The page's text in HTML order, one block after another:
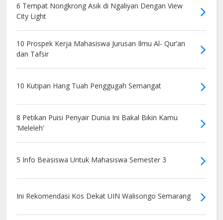
6 Tempat Nongkrong Asik di Ngaliyan Dengan View
City Light
10 Prospek Kerja Mahasiswa Jurusan Ilmu Al- Qur’an
dan Tafsir
10 Kutipan Hang Tuah Penggugah Semangat
8 Petikan Puisi Penyair Dunia Ini Bakal Bikin Kamu
‘Meleleh’
5 Info Beasiswa Untuk Mahasiswa Semester 3
Ini Rekomendasi Kos Dekat UIN Walisongo Semarang